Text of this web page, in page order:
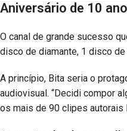
Aniversário de 10
O canal de grande sucesso
disco de diamante, 1 disco
A princípio, Bita seria o
audiovisual. “Decidi compor
os mais de 90 clipes autorais